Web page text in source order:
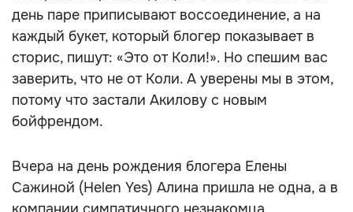
день паре приписывают воссоединение, а на
каждый букет, который блогер показывает в
сторис, пишут: «Это от Коли!». Но спешим вас
заверить, что не от Коли. А уверены мы в этом,
потому что застали Акилову с новым
бойфрендом.
Вчера на день рождения блогера Елены
Сажиной (Helen Yes) Алина пришла не одна, а в